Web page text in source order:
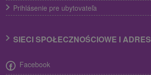
Prihlásenie pre ubytovateľa
SIECI SPOŁECZNOŚCIOWE I ADRES
Facebook